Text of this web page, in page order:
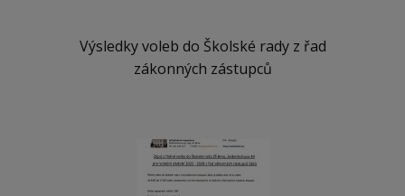
Výsledky voleb do Školské rady z řad
zákonných zástupců